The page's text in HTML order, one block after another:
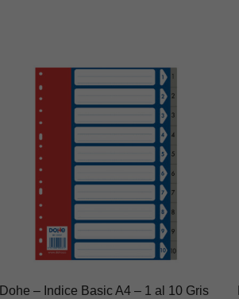
Dohe – Indice Basic A4 – 1 al 10 Gris